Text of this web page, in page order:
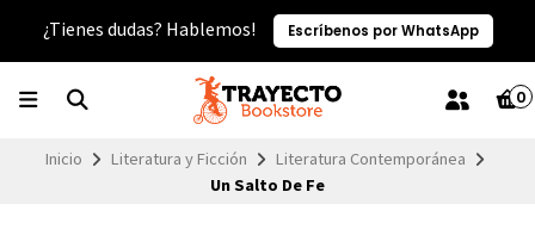
¿Tienes dudas? Hablemos! Escríbenos por WhatsApp
0
Inicio Literatura y Ficción
Literatura Contemporánea
Un Salto De Fe